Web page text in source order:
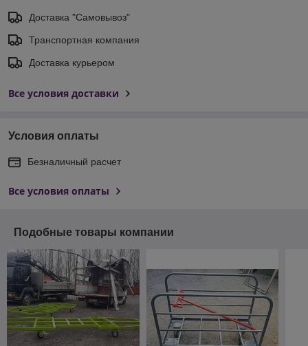
Доставка "Самовывоз"
Транспортная компания
Доставка курьером
Все условия доставки
Условия оплаты
Безналичный расчет
Все условия оплаты
Подобные товары компании